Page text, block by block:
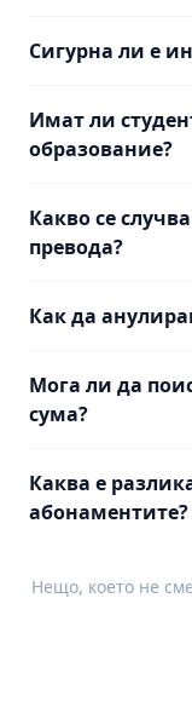
Сигурна ли е
Имат ли
образование?
Какво се
превода?
Как да
Мога ли да
сума?
Каква е
абонаментите?
Нещо, което не